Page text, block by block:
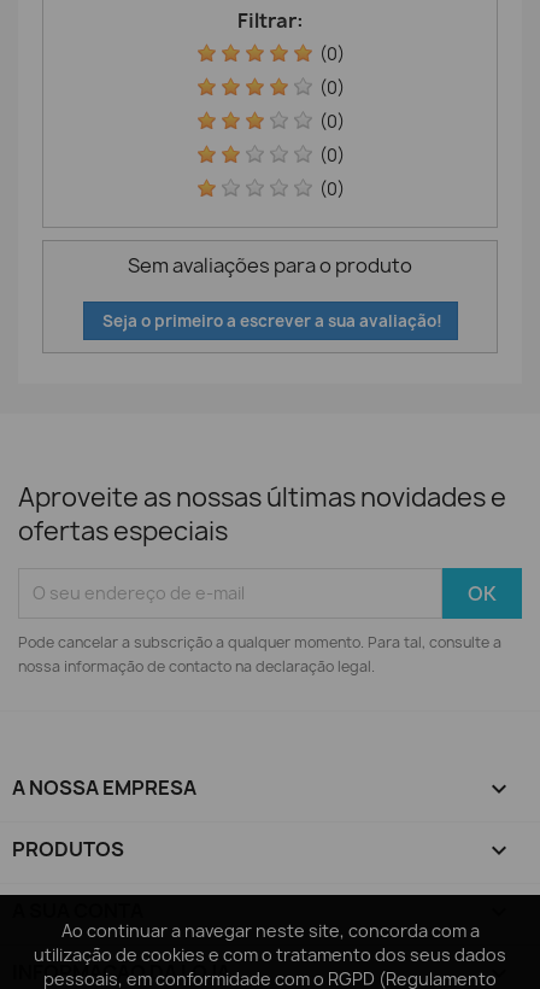
Ao continuar a navegar neste site, concorda com a
utilização de cookies e com o tratamento dos seus dados
pessoais, em conformidade com o RGPD (Regulamento
Filtrar:
(0)
(0)
(0)
(0)
(0)
Sem avaliações para o produto
Seja o primeiro a escrever a sua avaliação!
Aproveite as nossas últimas novidades e
ofertas especiais
Pode cancelar a subscrição a qualquer momento. Para tal, consulte a
nossa informação de contacto na declaração legal.
A NOSSA EMPRESA 
PRODUTOS 
INFORMAÇÃO DA LOJA keyboard_arrow_down
Ao continuar a navegar neste site, concorda com a
utilização de cookies e com o tratamento dos seus dados
pessoais, em conformidade com o RGPD (Regulamento